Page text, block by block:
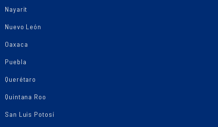
Nayarit
Nuevo León
Oaxaca
Puebla
Querétaro
Quintana Roo
San Luis Potosí